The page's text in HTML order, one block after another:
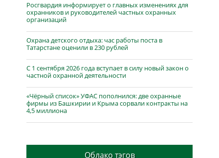
Росгвардия информирует о главных изменениях для
охранников и руководителей частных охранных
организаций
Охрана детского отдыха: час работы поста в
Татарстане оценили в 230 рублей
С 1 сентября 2026 года вступает в силу новый закон о
частной охранной деятельности
«Чёрный список» УФАС пополнился: две охранные
фирмы из Башкирии и Крыма сорвали контракты на
4,5 миллиона
Облако тэгов